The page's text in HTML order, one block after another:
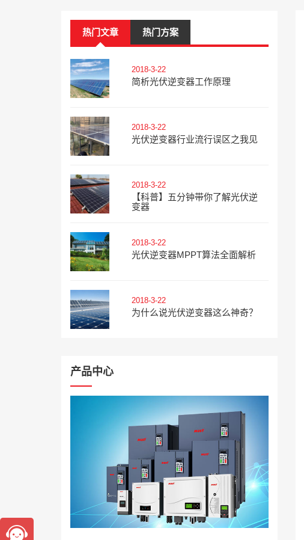
热门文章 热门方案
2018-3-22
简析光伏逆变器工作原理
2018-3-22
光伏逆变器行业流行误区之我见
2018-3-22
【科普】五分钟带你了解光伏逆
变器
2018-3-22
光伏逆变器MPPT算法全面解析
2018-3-22
为什么说光伏逆变器这么神奇？
产品中心